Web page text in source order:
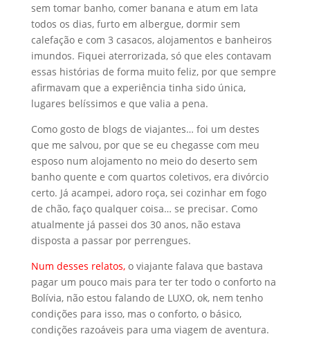
sem tomar banho, comer banana e atum em lata
todos os dias, furto em albergue, dormir sem
calefação e com 3 casacos, alojamentos e banheiros
imundos. Fiquei aterrorizada, só que eles contavam
essas histórias de forma muito feliz, por que sempre
afirmavam que a experiência tinha sido única,
lugares belíssimos e que valia a pena.
Como gosto de blogs de viajantes… foi um destes
que me salvou, por que se eu chegasse com meu
esposo num alojamento no meio do deserto sem
banho quente e com quartos coletivos, era divórcio
certo. Já acampei, adoro roça, sei cozinhar em fogo
de chão, faço qualquer coisa… se precisar. Como
atualmente já passei dos 30 anos, não estava
disposta a passar por perrengues.
Num desses relatos,o viajante falava que bastava
pagar um pouco mais para ter ter todo o conforto na
Bolívia, não estou falando de LUXO, ok, nem tenho
condições para isso, mas o conforto, o básico,
condições razoáveis para uma viagem de aventura.